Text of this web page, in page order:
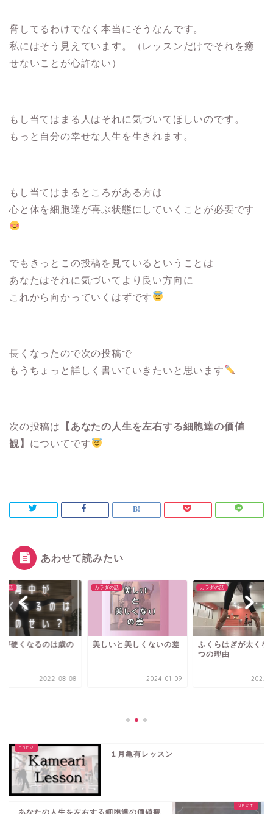
脅してるわけでなく本当にそうなんです。
私にはそう見えています。（レッスンだけでそれを癒
せないことが心許ない）
もし当てはまる人はそれに気づいてほしいのです。
もっと自分の幸せな人生を生きれます。
もし当てはまるところがある方は
心と体を細胞達が喜ぶ状態にしていくことが必要です
でもきっとこの投稿を見ているということは
あなたはそれに気づいてより良い方向に
これから向かっていくはずです
長くなったので次の投稿で
もうちょっと詳しく書いていきたいと思います
次の投稿は
【あなたの人生を左右する細胞達の価値
観】 についてです
あわせて読みたい
の話
が硬くなるのは歳の
2022-08-08
カラダの話
美しいと美しくないの差
2024-01-09
カラダの話
ふくらはぎが太くな
つの理由
2022-
１月亀有レッスン
あなたの人生を左右する細胞達の価値観